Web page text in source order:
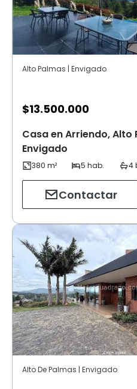
Alto Palmas | Envigado
$13.500.000
Casa en Arriendo, Alto
Envigado
Contactar
Alto De Palmas | Envigado